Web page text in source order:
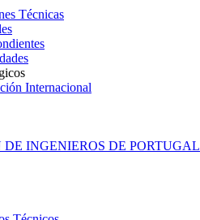
Técnicas
Internacional
DE INGENIEROS DE PORTUGAL